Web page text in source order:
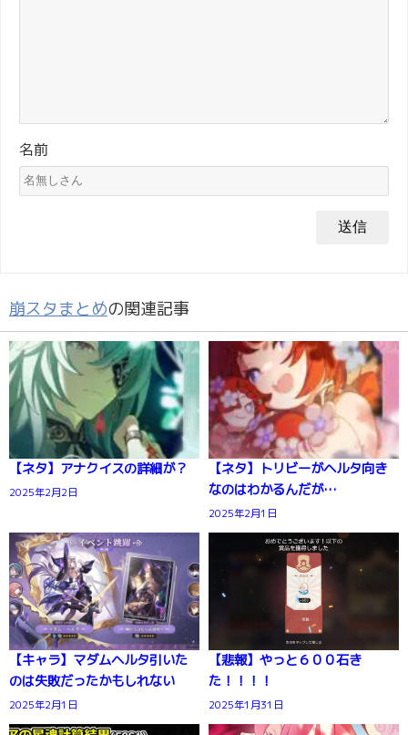
名前
崩スタまとめの関連記事
【ネタ】アナクイスの詳細が？
2025年2月2日
【ネタ】トリビーがヘルタ向き
なのはわかるんだが…
2025年2月1日
【キャラ】マダムヘルタ引いた
のは失敗だったかもしれない
2025年2月1日
【悲報】やっと６００石き
た！！！！
2025年1月31日